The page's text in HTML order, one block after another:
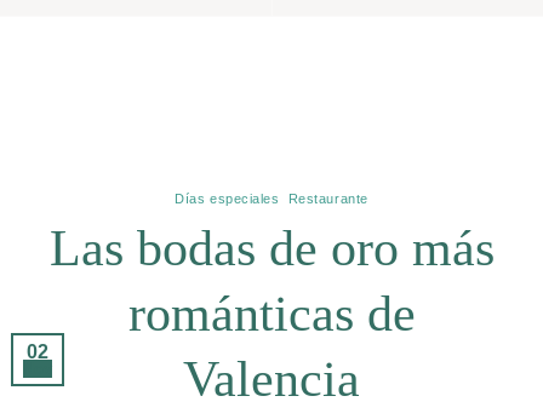
Días especiales Restaurante
Las bodas de oro más
románticas de
Valencia
02